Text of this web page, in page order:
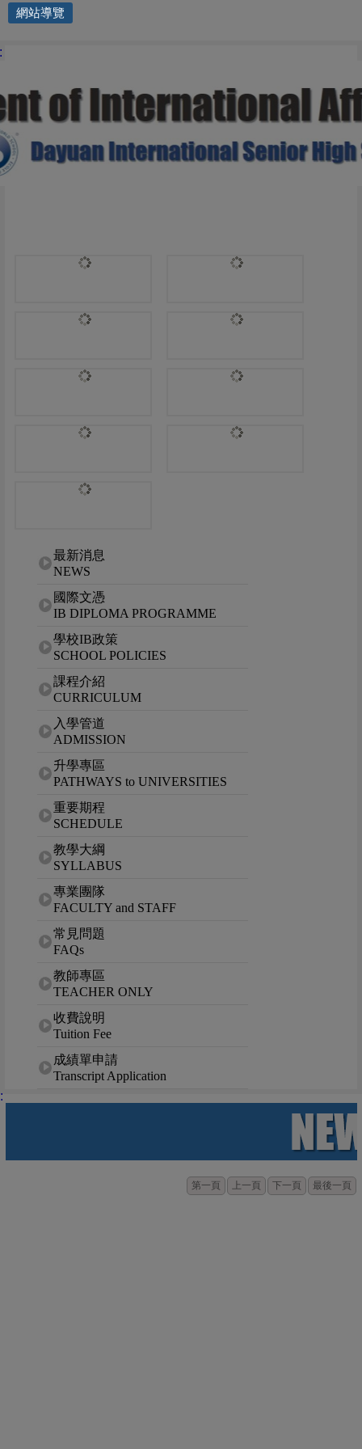
網站導覽
網站選單最新消息
NEWS
國際文憑
IB DIPLOMA PROGRAMME
學校IB政策
SCHOOL POLICIES
課程介紹
CURRICULUM
入學管道
ADMISSION
升學專區
PATHWAYS to UNIVERSITIES
重要期程
SCHEDULE
教學大綱
SYLLABUS
專業團隊
FACULTY and STAFF
常見問題
FAQs
教師專區
TEACHER ONLY
收費說明
Tuition Fee
成績單申請
Transcript Application
第一頁 上一頁 下一頁 最後一頁